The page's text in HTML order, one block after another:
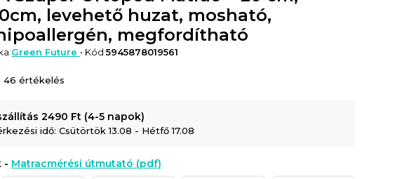
levehető huzat, mosható,
megfordítható
Green Future • Kód5945878019561
46 értékelés
2490 Ft (4-5 napok)
idő: Csütörtök 13.08 - Hétfő 17.08
- Matracmérési útmutató (pdf)